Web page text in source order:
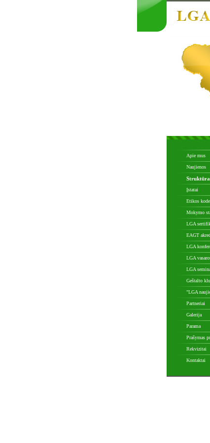
Apie mus
Naujienos
Struktūra
Įstatai
Etikos
Mokymo
LGA
EAGT
LGA
LGA
LGA
Geštalto
"LGA
Partneriai
Galerija
Parama
Prašymas
Rekvizitai
Kontaktai